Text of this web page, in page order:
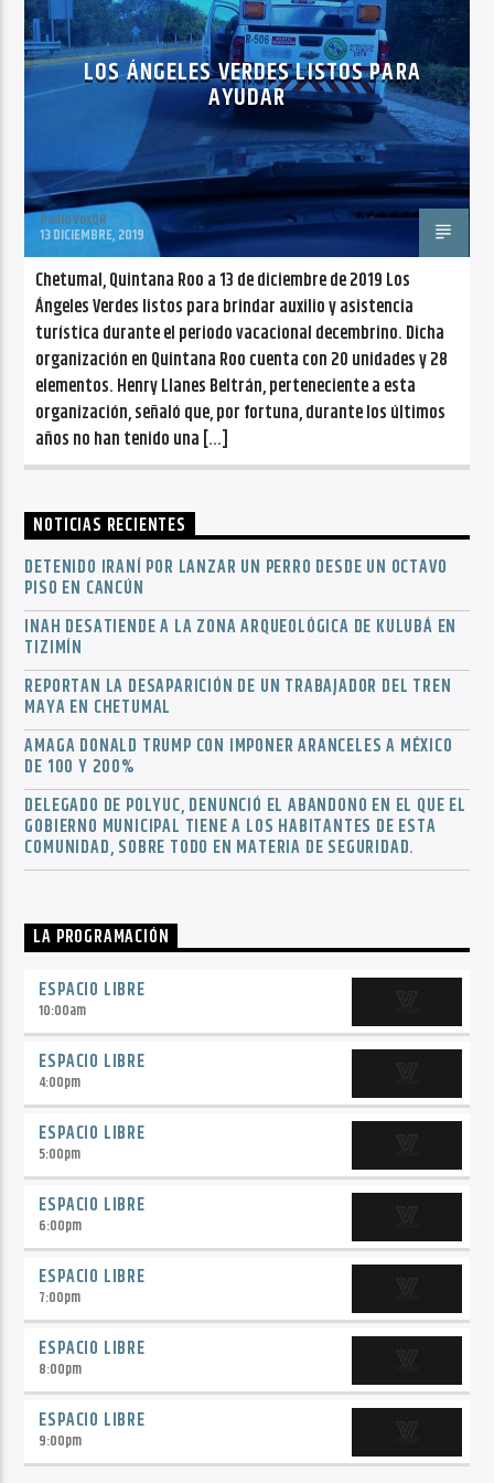
NO TITLES AVAILABLE
Radio VoxQR
LOS ÁNGELES VERDES LISTOS PARA
AYUDAR
Radio VoxQR
13 DICIEMBRE, 2019
Chetumal, Quintana Roo a 13 de diciembre de 2019 Los
Ángeles Verdes listos para brindar auxilio y asistencia
turística durante el periodo vacacional decembrino. Dicha
organización en Quintana Roo cuenta con 20 unidades y 28
elementos. Henry Llanes Beltrán, perteneciente a esta
organización, señaló que, por fortuna, durante los últimos
años no han tenido una […]
NOTICIAS RECIENTES
DETENIDO IRANÍ POR LANZAR UN PERRO DESDE UN OCTAVO
PISO EN CANCÚN
INAH DESATIENDE A LA ZONA ARQUEOLÓGICA DE KULUBÁ EN
TIZIMÍN
REPORTAN LA DESAPARICIÓN DE UN TRABAJADOR DEL TREN
MAYA EN CHETUMAL
AMAGA DONALD TRUMP CON IMPONER ARANCELES A MÉXICO
DE 100 Y 200%
DELEGADO DE POLYUC, DENUNCIÓ EL ABANDONO EN EL QUE EL
GOBIERNO MUNICIPAL TIENE A LOS HABITANTES DE ESTA
COMUNIDAD, SOBRE TODO EN MATERIA DE SEGURIDAD.
LA PROGRAMACIÓN
ESPACIO LIBRE
10:00am
ESPACIO LIBRE
4:00pm
ESPACIO LIBRE
5:00pm
ESPACIO LIBRE
6:00pm
ESPACIO LIBRE
7:00pm
ESPACIO LIBRE
8:00pm
ESPACIO LIBRE
9:00pm